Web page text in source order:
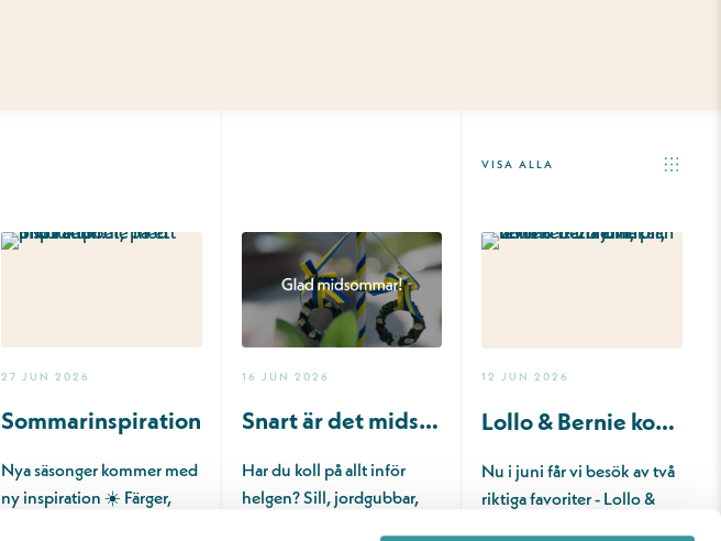
VISA ALLA
27 JUN 2026
Sommarinspiration
Nya säsonger kommer med
ny inspiration ☀️ Färger,
16 JUN 2026
Snart är det midsommar
Har du koll på allt inför
helgen? Sill, jordgubbar,
12 JUN 2026
Lollo & Bernie kommer till centret!
Nu i juni får vi besök av två
riktiga favoriter - Lollo &